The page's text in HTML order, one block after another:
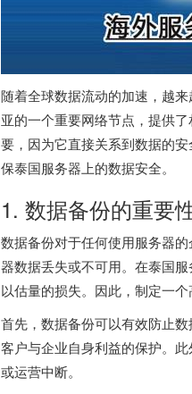
随着全球数据流动的加速，越
亚的一个重要网络节点，提供
要，因为它直接关系到数据的
保泰国服务器 上的数据安全。
1. 数据备份的重要
数据备份对于任何使用服务器
器数据丢失或不可用。在泰国服
以估量的损失。因此，制定一
首先，数据备份可以有效防止
客户与企业自身利益的保护。
或运营中断。